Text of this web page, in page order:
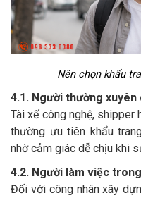
Nên chọn khẩu
4.1. Người thường
Tài xế công nghệ,
thường ưu tiên khẩu
nhờ cảm giác dễ chịu khi
4.2. Người làm việc
Đối với công nhân xây